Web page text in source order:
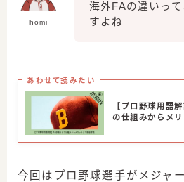
homi
海外FAの違いっ
すよね
あわせて読みたい
【プロ野球用語
の仕組みからメ
今回はプロ野球選手がメジャ